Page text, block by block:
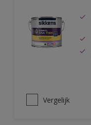
Vergelijk